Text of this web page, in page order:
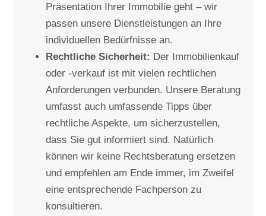
Präsentation Ihrer Immobilie geht – wir
passen unsere Dienstleistungen an Ihre
individuellen Bedürfnisse an.
Rechtliche Sicherheit: Der Immobilienkauf
oder -verkauf ist mit vielen rechtlichen
Anforderungen verbunden. Unsere Beratung
umfasst auch umfassende Tipps über
rechtliche Aspekte, um sicherzustellen,
dass Sie gut informiert sind. Natürlich
können wir keine Rechtsberatung ersetzen
und empfehlen am Ende immer, im Zweifel
eine entsprechende Fachperson zu
konsultieren.